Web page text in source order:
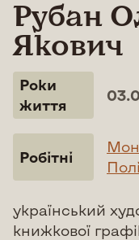
Рубан
Якович
Роки
життя
Робітні
український
книжкової